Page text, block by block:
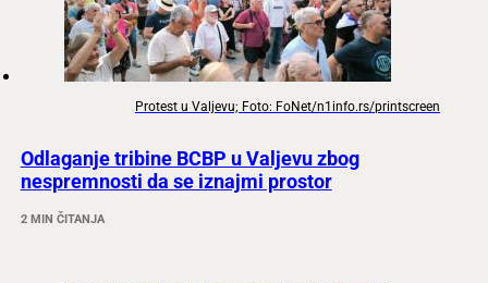
Protest u Valjevu; Foto: FoNet/n1info.rs/printscreen
Odlaganje tribine BCBP u Valjevu zbog
nespremnosti da se iznajmi prostor
2 MIN ČITANJA